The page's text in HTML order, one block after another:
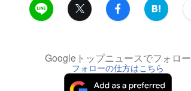
Googleトップニュースでフォロー
フォローの仕方はこちら